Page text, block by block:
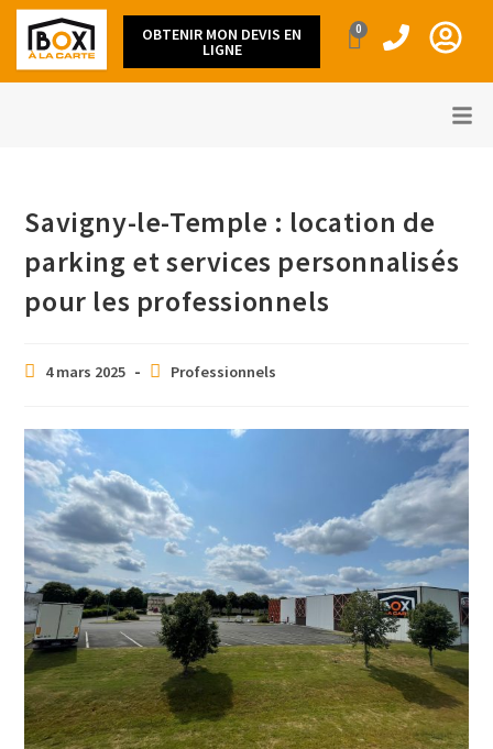
OBTENIR MON DEVIS EN
LIGNE
0
Savigny-le-Temple : location de
parking et services personnalisés
pour les professionnels
4 mars 2025 Professionnels